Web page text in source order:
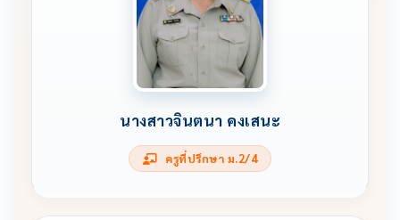
นางสาวจินตนา คงเสนะ
ครูที่ปรึกษา ม.2/4